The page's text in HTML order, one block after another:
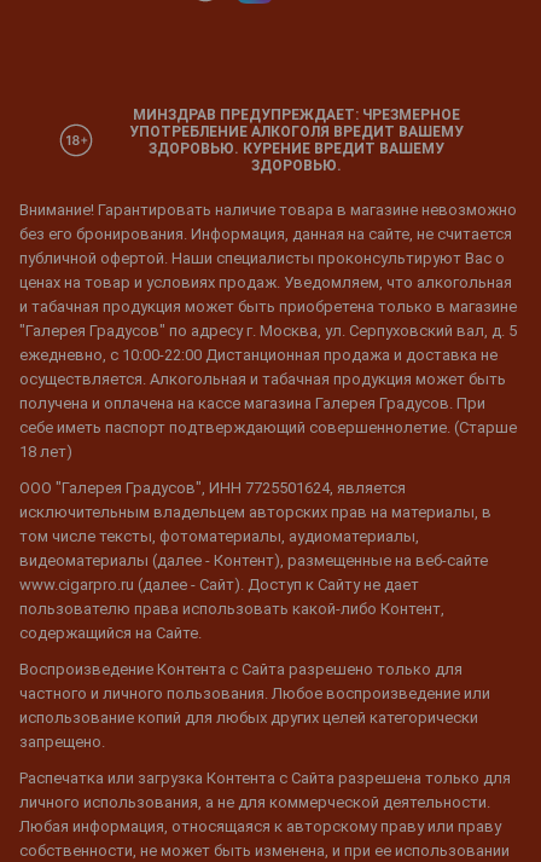
МИНЗДРАВ ПРЕДУПРЕЖДАЕТ: ЧРЕЗМЕРНОЕ
УПОТРЕБЛЕНИЕ АЛКОГОЛЯ ВРЕДИТ ВАШЕМУ
ЗДОРОВЬЮ. КУРЕНИЕ ВРЕДИТ ВАШЕМУ
ЗДОРОВЬЮ.
Внимание! Гарантировать наличие товара в магазине невозможно
без его бронирования. Информация, данная на сайте, не считается
публичной офертой. Наши специалисты проконсультируют Вас о
ценах на товар и условиях продаж. Уведомляем, что алкогольная
и табачная продукция может быть приобретена только в магазине
"Галерея Градусов" по адресу г. Москва, ул. Серпуховский вал, д. 5
ежедневно, с 10:00-22:00 Дистанционная продажа и доставка не
осуществляется. Алкогольная и табачная продукция может быть
получена и оплачена на кассе магазина Галерея Градусов. При
себе иметь паспорт подтверждающий совершеннолетие. (Старше
18 лет)
ООО "Галерея Градусов", ИНН 7725501624, является
исключительным владельцем авторских прав на материалы, в
том числе тексты, фотоматериалы, аудиоматериалы,
видеоматериалы (далее - Контент), размещенные на веб-сайте
www.cigarpro.ru (далее - Сайт). Доступ к Сайту не дает
пользователю права использовать какой-либо Контент,
содержащийся на Сайте.
Воспроизведение Контента с Сайта разрешено только для
частного и личного пользования. Любое воспроизведение или
использование копий для любых других целей категорически
запрещено.
Распечатка или загрузка Контента с Сайта разрешена только для
личного использования, а не для коммерческой деятельности.
Любая информация, относящаяся к авторскому праву или праву
собственности, не может быть изменена, и при ее использовании